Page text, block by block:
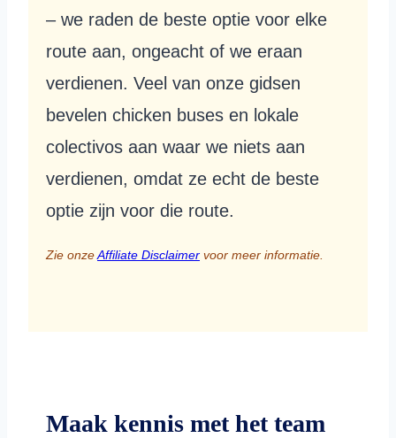
– we raden de beste optie voor elke
route aan, ongeacht of we eraan
verdienen. Veel van onze gidsen
bevelen chicken buses en lokale
colectivos aan waar we niets aan
verdienen, omdat ze echt de beste
optie zijn voor die route.
Zie onzeAffiliate Disclaimer voor meer informatie.
Maak kennis met het team